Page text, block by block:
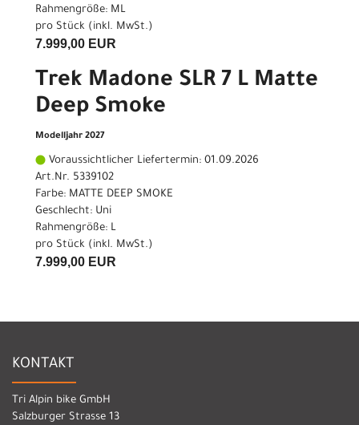
Rahmengröße: ML
pro Stück (inkl. MwSt.)
7.999,00 EUR
Trek Madone SLR 7 L Matte
Deep Smoke
Modelljahr 2027
Voraussichtlicher Liefertermin: 01.09.2026
Art.Nr. 5339102
Farbe: MATTE DEEP SMOKE
Geschlecht: Uni
Rahmengröße: L
pro Stück (inkl. MwSt.)
7.999,00 EUR
KONTAKT
Tri Alpin bike GmbH
Salzburger Strasse 13